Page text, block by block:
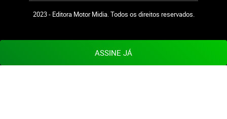
2023 - Editora Motor Midia. Todos os direitos reservados.
ASSINE JÁ